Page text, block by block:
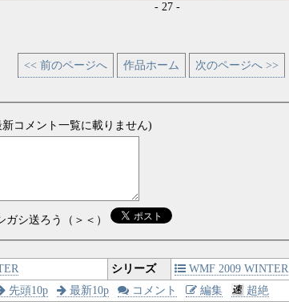
- 27 -
<< 前のページへ 作品ホーム 次のページへ >>
新コメント一覧に載りません)
シ送ろう（＞＜）
シリーズ WMF 2009 WINTER
先頭10p 最新10p コメント 編集 超絶